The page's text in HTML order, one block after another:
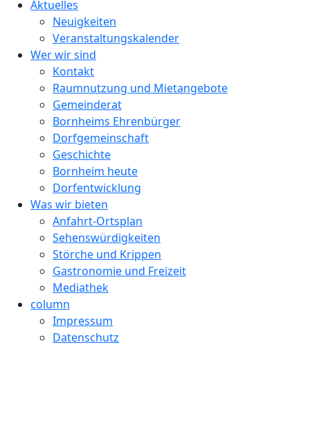
Aktuelles
Neuigkeiten
Veranstaltungskalender
Wer wir sind
Kontakt
Raumnutzung und Mietangebote
Gemeinderat
Bornheims Ehrenbürger
Dorfgemeinschaft
Geschichte
Bornheim heute
Dorfentwicklung
Was wir bieten
Anfahrt-Ortsplan
Sehenswürdigkeiten
Störche und Krippen
Gastronomie und Freizeit
Mediathek
column
Impressum
Datenschutz